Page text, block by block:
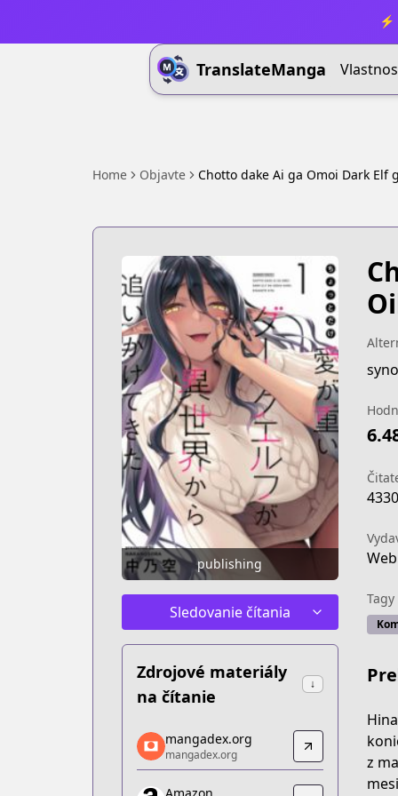
TranslateManga
Home Objavte Chotto dake Ai ga Omoi Dark Elf
publishing
Sledovanie čítania
Zdrojové materiály
na čítanie
↓
mangadex.org
mangadex.org
https://mangadex.org/title/b8b7aeec-
mangadex.org
mangadex.org
4330
Tagy
z